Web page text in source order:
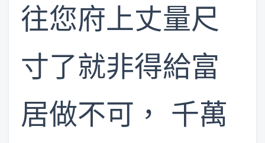
往您府上丈量尺
寸了就非得給富
居做不可， 千萬